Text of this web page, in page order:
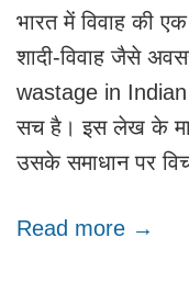
भारत में विवाह की
शादी-विवाह जैसे
wastage in
सच है। इस लेख के
उसके समाधान पर
Read more →